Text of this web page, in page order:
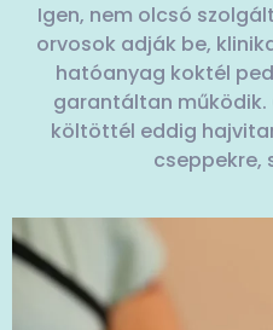
Igen, nem olcsó
orvosok adják be,
hatóanyag koktél
garantáltan működik.
költöttél eddig
cseppekre,